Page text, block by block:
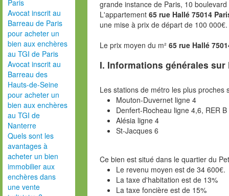
Paris
Avocat inscrit au
Barreau de Paris
pour acheter un
bien aux enchères
au TGI de Paris
Avocat inscrit au
Barreau des
Hauts-de-Seine
pour acheter un
bien aux enchères
au TGI de
Nanterre
Quels sont les
avantages à
acheter un bien
immobilier aux
enchères dans
une vente
grande instance de Paris, 10
L'appartement 65 rue Hallé 75014
une mise à prix de départ de 100 000€.
Le prix moyen du m² 65 rue Hallé
I. Informations générales
Les stations de métro les plus proches
Mouton-Duvernet ligne 4
Denfert-Rocheau ligne 4,6, RER B
Alésia ligne 4
St-Jacques 6
Ce bien est situé dans le quartier du
Le revenu moyen est de 34 600€.
La taxe d'habitation est de 13%
La taxe foncière est de 15%